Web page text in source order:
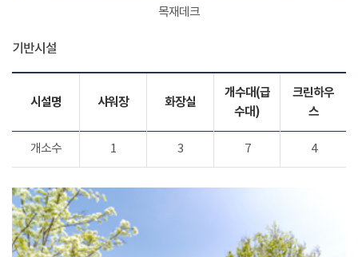
목재데크
기반시설
시설명 샤워장 화장실
개수대(급
수대)
크린하우
스
개소수 1 3 7 4